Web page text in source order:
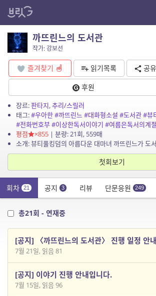
까뜨린느의 도서관
작가: 강보선
즐겨찾기 읽기목록 공유
후원
장르:판타지,추리/스릴러
태그:#우아한#까뜨린느#대화형소설 #도서관#뷰
#전화번호부#이상한독서이야기 #여름은독서의계절
평점
×855| 분량: 21회, 559매
첫회보기
회차 21 공지 3 리뷰 단문응원 249
총21회 - 연재중
[공지] 〈까뜨린느의 도서관〉 진행 일정 안
7월 21일, 읽음 81
[공지] 이야기 진행 안내입니다.
7월 15일, 읽음 96